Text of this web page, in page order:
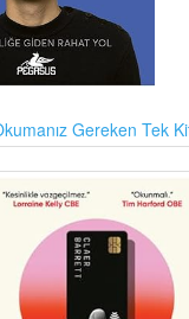
Gereken Tek